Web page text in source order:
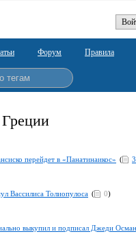
Форум Правила
перейдет в «Панатинаикос» (
Вассилиса Толиопулоса ( 0)
выкупил и подписал Джеди